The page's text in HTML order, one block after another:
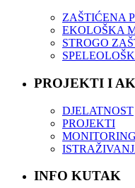
ZAŠTIĆENA
EKOLOŠKA
STROGO
PROJEKTI I
DJELATNOST
PROJEKTI
MONITORING
INFO KUTAK